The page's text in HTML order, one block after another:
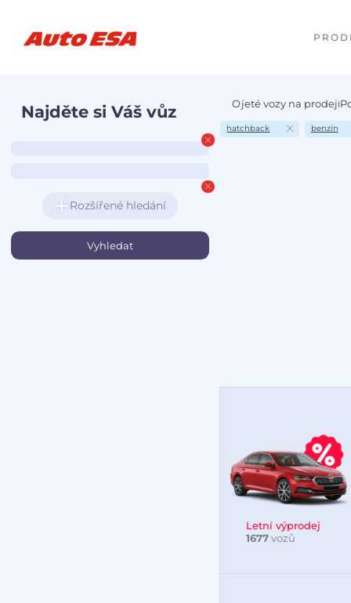
Najděte si Váš vůz
Rozšířené hledání
Ojeté vozy na prodejI
hatchback benzín
Letní výprodej
1677vozů